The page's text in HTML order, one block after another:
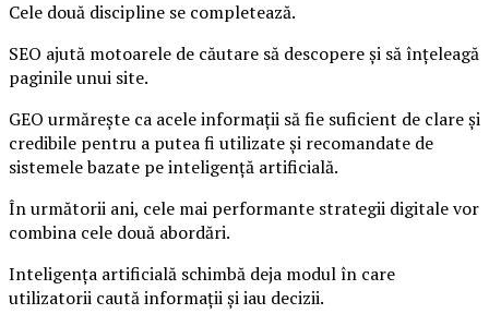
Cele două discipline se completează.
SEO ajută motoarele de căutare să descopere și să înțeleagă
paginile unui site.
GEO urmărește ca acele informații să fie suficient de clare și
credibile pentru a putea fi utilizate și recomandate de
sistemele bazate pe inteligență artificială.
În următorii ani, cele mai performante strategii digitale vor
combina cele două abordări.
Inteligența artificială schimbă deja modul în care
utilizatorii caută informații și iau decizii.